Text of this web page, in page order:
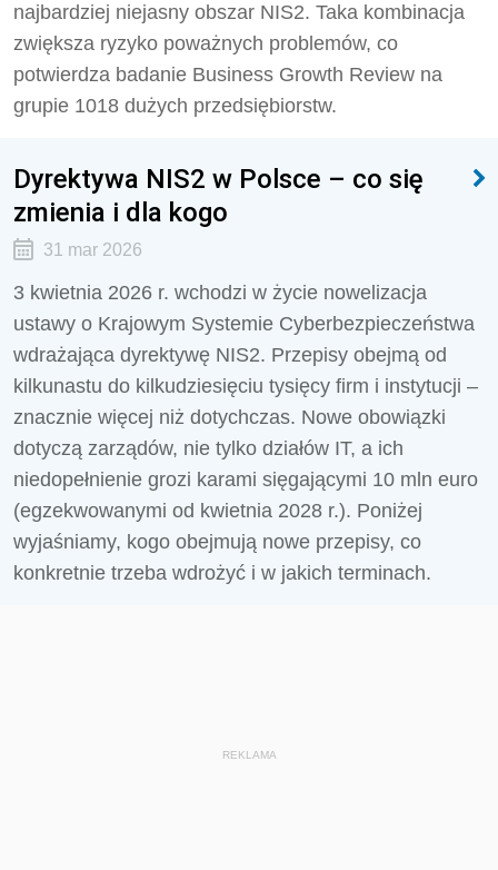
najbardziej niejasny obszar NIS2. Taka kombinacja
zwiększa ryzyko poważnych problemów, co
potwierdza badanie Business Growth Review na
grupie 1018 dużych przedsiębiorstw.
Dyrektywa NIS2 w Polsce – co się
zmienia i dla kogo
31 mar 2026
3 kwietnia 2026 r. wchodzi w życie nowelizacja
ustawy o Krajowym Systemie Cyberbezpieczeństwa
wdrażająca dyrektywę NIS2. Przepisy obejmą od
kilkunastu do kilkudziesięciu tysięcy firm i instytucji –
znacznie więcej niż dotychczas. Nowe obowiązki
dotyczą zarządów, nie tylko działów IT, a ich
niedopełnienie grozi karami sięgającymi 10 mln euro
(egzekwowanymi od kwietnia 2028 r.). Poniżej
wyjaśniamy, kogo obejmują nowe przepisy, co
konkretnie trzeba wdrożyć i w jakich terminach.
REKLAMA